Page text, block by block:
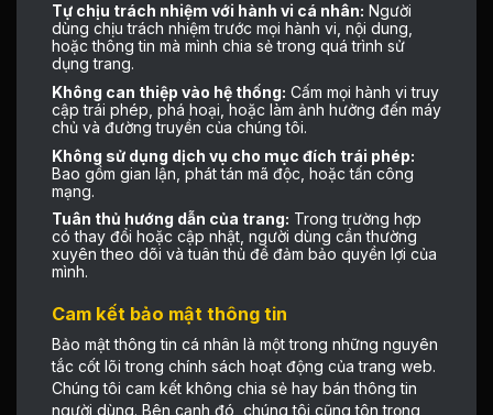
Tự chịu trách nhiệm với hành vi cá nhân: Người
dùng chịu trách nhiệm trước mọi hành vi, nội dung,
hoặc thông tin mà mình chia sẻ trong quá trình sử
dụng trang.
Không can thiệp vào hệ thống: Cấm mọi hành vi truy
cập trái phép, phá hoại, hoặc làm ảnh hưởng đến máy
chủ và đường truyền của chúng tôi.
Không sử dụng dịch vụ cho mục đích trái phép:
Bao gồm gian lận, phát tán mã độc, hoặc tấn công
mạng.
Tuân thủ hướng dẫn của trang: Trong trường hợp
có thay đổi hoặc cập nhật, người dùng cần thường
xuyên theo dõi và tuân thủ để đảm bảo quyền lợi của
mình.
Cam kết bảo mật thông tin
Bảo mật thông tin cá nhân là một trong những nguyên
tắc cốt lõi trong chính sách hoạt động của trang web.
Chúng tôi cam kết không chia sẻ hay bán thông tin
người dùng. Bên cạnh đó, chúng tôi cũng tôn trọng